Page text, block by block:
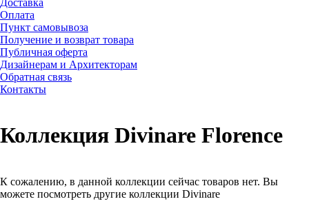
Доставка
Оплата
Пункт самовывоза
Получение и возврат товара
Публичная оферта
Дизайнерам и Архитекторам
Обратная связь
Контакты
Коллекция Divinare Florence
К сожалению, в данной коллекции сейчас товаров нет. Вы
можете посмотреть другие коллекции Divinare